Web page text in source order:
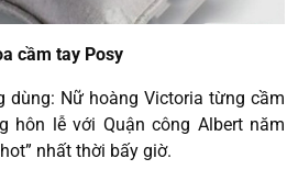
cầm tay Posy
dùng: Nữ hoàng Victoria từng cầm
hôn lễ với Quận công Albert năm
nhất thời bấy giờ.